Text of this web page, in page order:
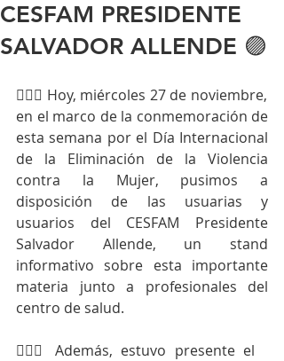
CESFAM PRESIDENTE
SALVADOR ALLENDE 🟣
🙋🏻‍♀️ Hoy, miércoles 27 de noviembre,
en el marco de la conmemoración de
esta semana por el Día Internacional
de la Eliminación de la Violencia
contra la Mujer, pusimos a
disposición de las usuarias y
usuarios del CESFAM Presidente
Salvador Allende, un stand
informativo sobre esta importante
materia junto a profesionales del
centro de salud.
🙋🏻‍♀️ Además, estuvo presente el